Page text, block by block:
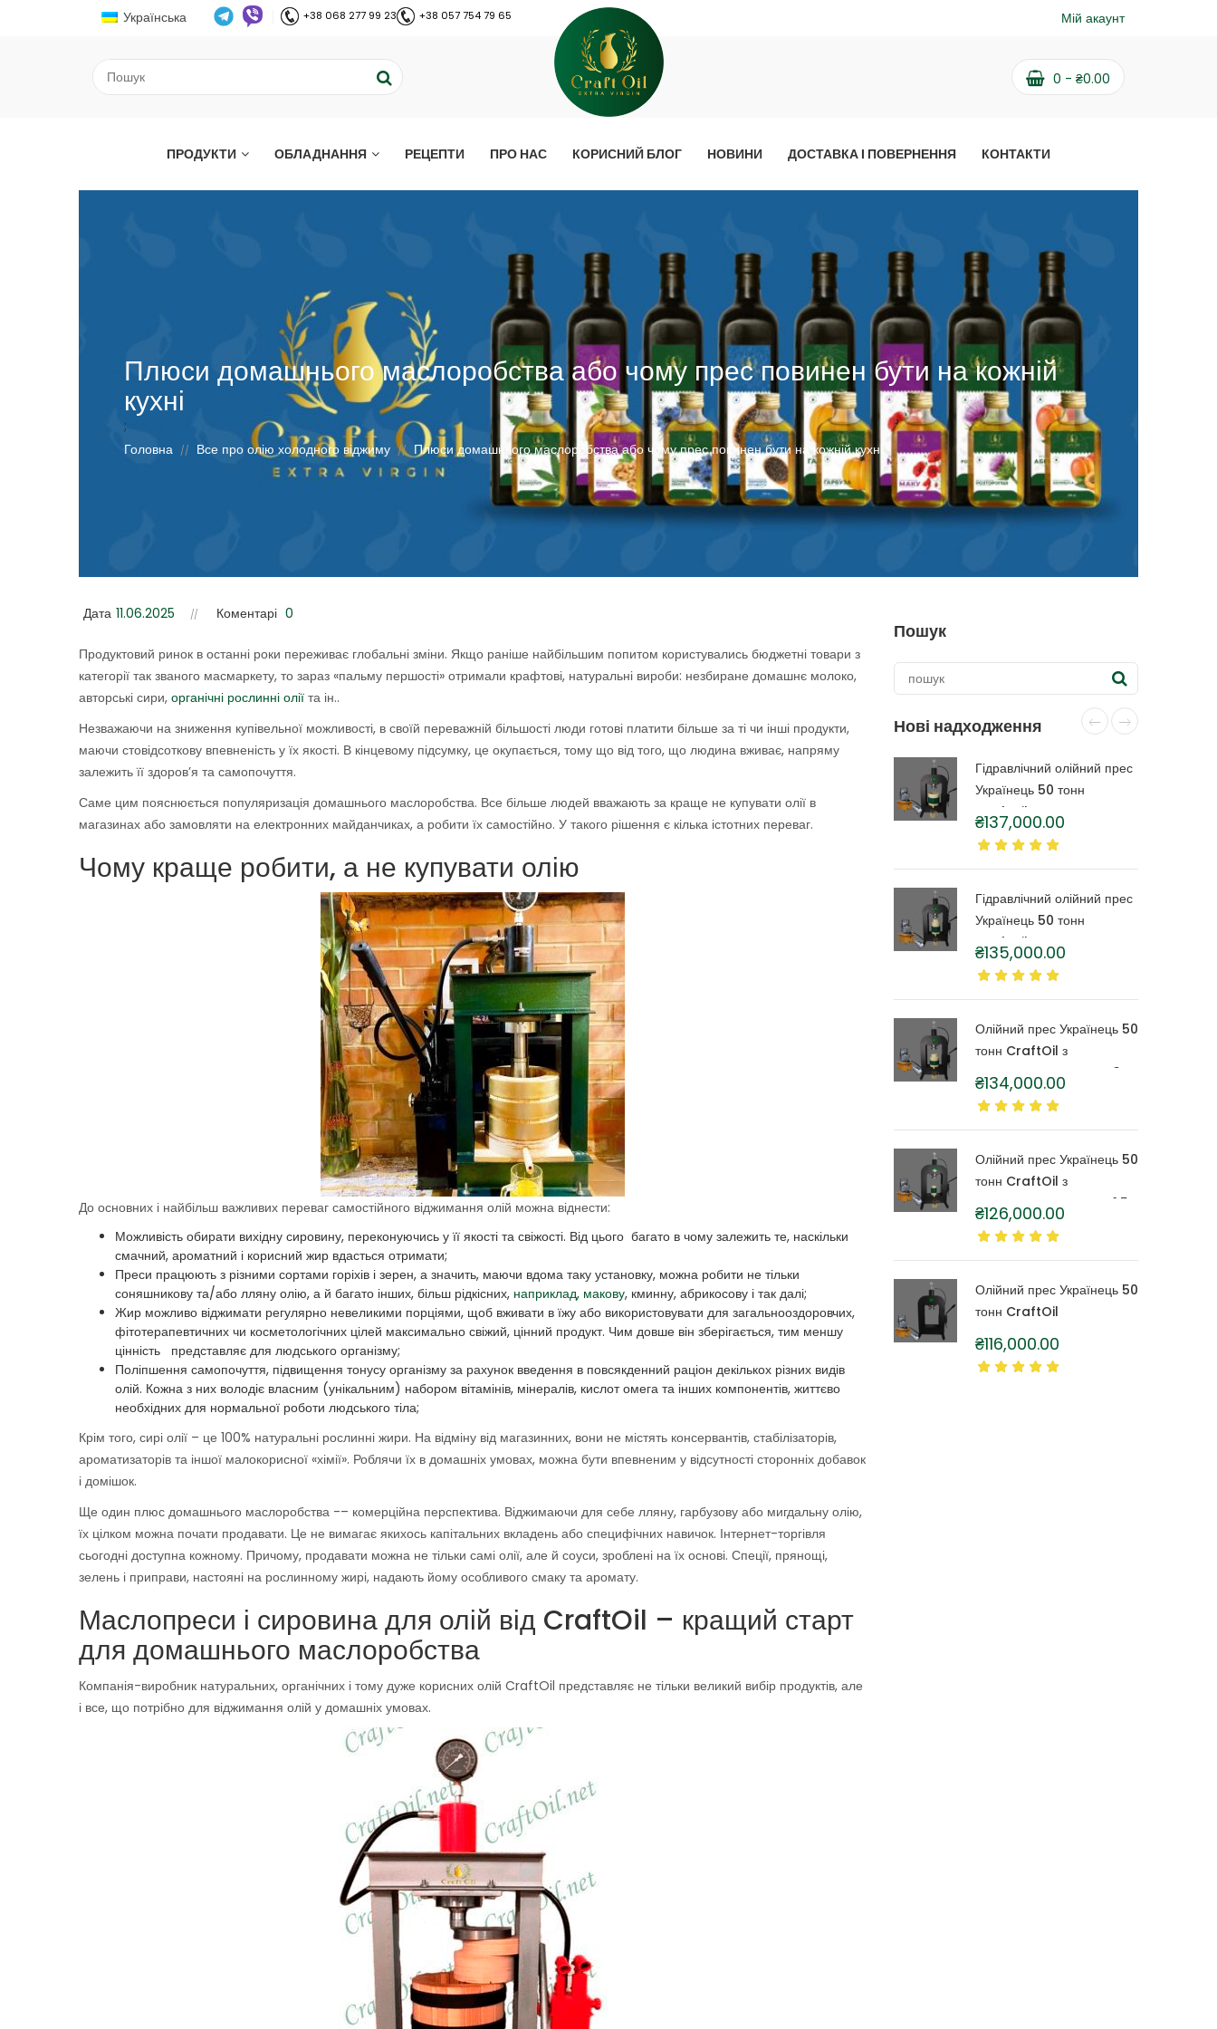
Українська +38 068 277 99 23 +38 057 754 79 65 Мій акаунт
0 - ₴0.00
ПРОДУКТИ ОБЛАДНАННЯ РЕЦЕПТИ ПРО НАС КОРИСНИЙ БЛОГ НОВИНИ ДОСТАВКА І ПОВЕРНЕННЯ КОНТАКТИ
Плюси домашнього маслоробства або чому прес повинен бути на кожній
кухні
;
Головна // Все про олію холодного віджиму // Плюси домашнього маслоробства або чому прес повинен бути на кожній кухні
Дата 11.06.2025 Коментарі 0
Продуктовий ринок в останні роки переживає глобальні зміни. Якщо раніше найбільшим попитом користувались бюджетні товари з
категорії так званого масмаркету, то зараз «пальму першості» отримали крафтові, натуральні вироби: незбиране домашнє молоко,
авторські сири, органічні рослинні олії та ін..
Незважаючи на зниження купівельної можливості, в своїй переважній більшості люди готові платити більше за ті чи інші продукти,
маючи стовідсоткову впевненість у їх якості. В кінцевому підсумку, це окупається, тому що від того, що людина вживає, напряму
залежить її здоров’я та самопочуття.
Саме цим пояснюється популяризація домашнього маслоробства. Все більше людей вважають за краще не купувати олії в
магазинах або замовляти на електронних майданчиках, а робити їх самостійно. У такого рішення є кілька істотних переваг.
Чому краще робити, а не купувати олію
До основних і найбільш важливих переваг самостійного віджимання олій можна віднести:
Можливість обирати вихідну сировину, переконуючись у її якості та свіжості. Від цього багато в чому залежить те, наскільки
смачний, ароматний і корисний жир вдасться отримати;
Преси працюють з різними сортами горіхів і зерен, а значить, маючи вдома таку установку, можна робити не тільки
соняшникову та/або лляну олію, а й багато інших, більш рідкісних, наприклад, макову, кминну, абрикосову і так далі;
Жир можливо віджимати регулярно невеликими порціями, щоб вживати в їжу або використовувати для загальнооздоровчих,
фітотерапевтичних чи косметологічних цілей максимально свіжий, цінний продукт. Чим довше він зберігається, тим меншу
цінність представляє для людського організму;
Поліпшення самопочуття, підвищення тонусу організму за рахунок введення в повсякденний раціон декількох різних видів
олій. Кожна з них володіє власним (унікальним) набором вітамінів, мінералів, кислот омега та інших компонентів, життєво
необхідних для нормальної роботи людського тіла;
Крім того, сирі олії – це 100% натуральні рослинні жири. На відміну від магазинних, вони не містять консервантів, стабілізаторів,
ароматизаторів та іншої малокорисної «хімії». Роблячи їх в домашніх умовах, можна бути впевненим у відсутності сторонніх добавок
і домішок.
Ще один плюс домашнього маслоробства -– комерційна перспектива. Віджимаючи для себе лляну, гарбузову або мигдальну олію,
їх цілком можна почати продавати. Це не вимагає якихось капітальних вкладень або специфічних навичок. Інтернет-торгівля
сьогодні доступна кожному. Причому, продавати можна не тільки самі олії, але й соуси, зроблені на їх основі. Спеції, прянощі,
зелень і приправи, настояні на рослинному жирі, надають йому особливого смаку та аромату.
Маслопреси і сировина для олій від CraftOil – кращий старт
для домашнього маслоробства
Компанія-виробник натуральних, органічних і тому дуже корисних олій CraftOil представляє не тільки великий вибір продуктів, але
і все, що потрібно для віджимання олій у домашніх умовах.
Пошук
Нові надходження
Гідравлічний олійний прес
Українець 50 тонн
CraftOil з капролоновою
бочкою 6 літрів
₴137,000.00
Гідравлічний олійний прес
Українець 50 тонн
CraftOil з капролоновою
бочкою 4 літри
₴135,000.00
Олійний прес Українець 50
тонн CraftOil з
капролоновою бочкою 3
літри
₴134,000.00
Олійний прес Українець 50
тонн CraftOil з
капролоновою бочкою 1,5
літра
₴126,000.00
Олійний прес Українець 50
тонн CraftOil
₴116,000.00